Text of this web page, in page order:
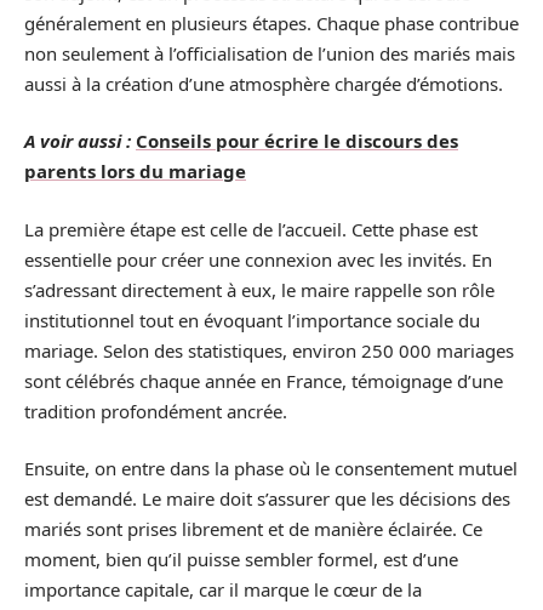
généralement en plusieurs étapes. Chaque phase contribue
non seulement à l’officialisation de l’union des mariés mais
aussi à la création d’une atmosphère chargée d’émotions.
A voir aussi : Conseils pour écrire le discours des
parents lors du mariage
La première étape est celle de l’accueil. Cette phase est
essentielle pour créer une connexion avec les invités. En
s’adressant directement à eux, le maire rappelle son rôle
institutionnel tout en évoquant l’importance sociale du
mariage. Selon des statistiques, environ 250 000 mariages
sont célébrés chaque année en France, témoignage d’une
tradition profondément ancrée.
Ensuite, on entre dans la phase où le consentement mutuel
est demandé. Le maire doit s’assurer que les décisions des
mariés sont prises librement et de manière éclairée. Ce
moment, bien qu’il puisse sembler formel, est d’une
importance capitale, car il marque le cœur de la